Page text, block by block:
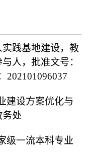
践基地建设，教
人，批准文号：
202101096037
建设方案优化与
务处
级一流本科专业